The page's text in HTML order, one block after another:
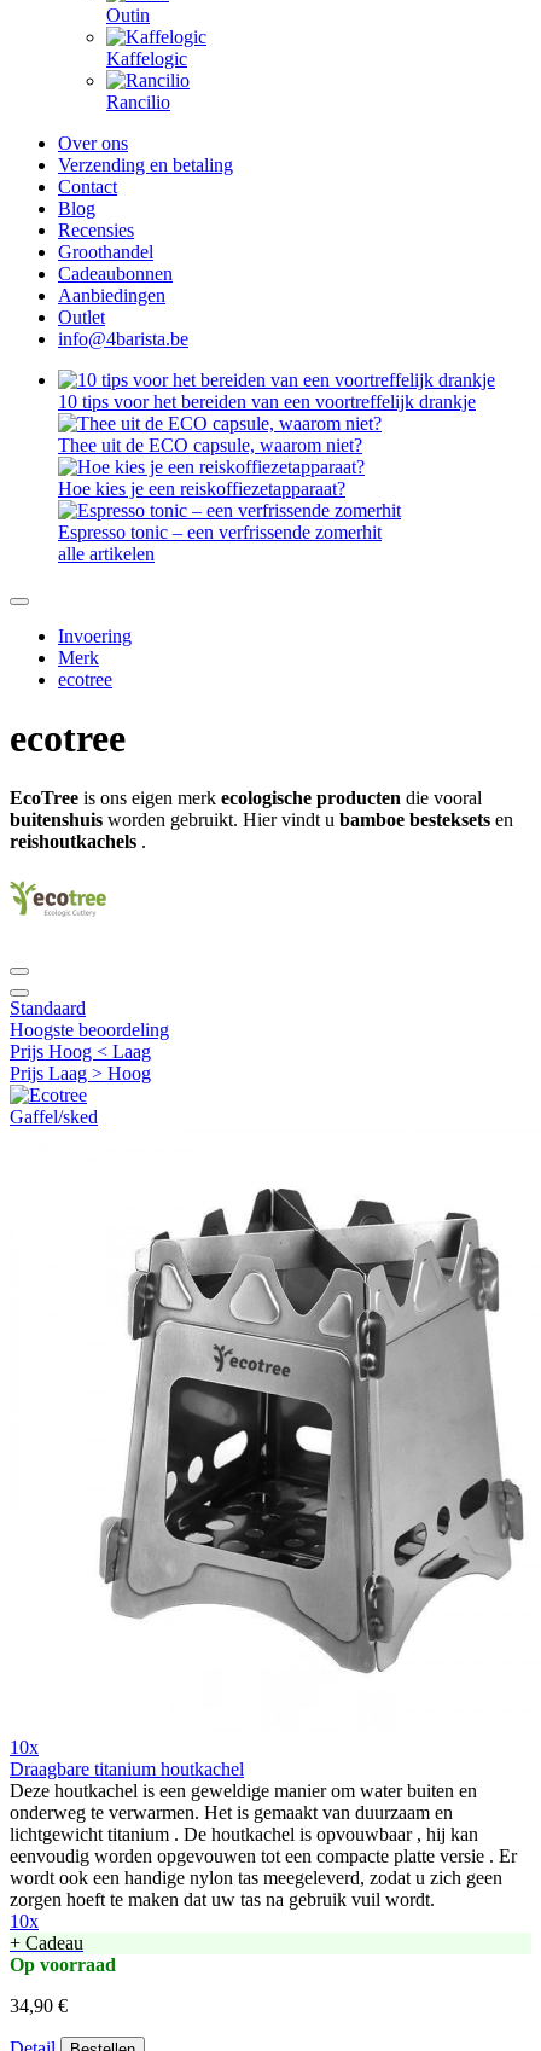
Outin
Kaffelogic
Rancilio
Over ons
Verzending en betaling
Contact
Blog
Recensies
Groothandel
Cadeaubonnen
Aanbiedingen
Outlet
info@4barista.be
10 tips voor het bereiden van een voortreffelijk drankje
Thee uit de ECO capsule, waarom niet?
Hoe kies je een reiskoffiezetapparaat?
Espresso tonic – een verfrissende zomerhit
alle artikelen
Invoering
Merk
ecotree
ecotree
EcoTree is ons eigen merk ecologische producten die vooral
buitenshuis worden gebruikt. Hier vindt u bamboe besteksets en
reishoutkachels .
Standaard
Hoogste beoordeling
Prijs Hoog < Laag
Prijs Laag > Hoog
10x
Draagbare titanium houtkachel
Deze houtkachel is een geweldige manier om water buiten en
onderweg te verwarmen. Het is gemaakt van duurzaam en
lichtgewicht titanium . De houtkachel is opvouwbaar , hij kan
eenvoudig worden opgevouwen tot een compacte platte versie . Er
wordt ook een handige nylon tas meegeleverd, zodat u zich geen
zorgen hoeft te maken dat uw tas na gebruik vuil wordt.
10x
+ Cadeau
Op voorraad
34,90 €